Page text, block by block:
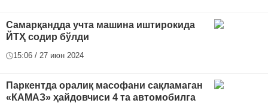
Самарқандда учта машина иштирокида
ЙТҲ содир бўлди
15:06 / 27 июн 2024
Паркентда оралиқ масофани сақламаган
«КАМАЗ» ҳайдовчиси 4 та автомобилга